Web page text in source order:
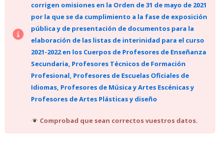
corrigen omisiones en la Orden de 31 de mayo de 2021
por la que se da cumplimiento a la fase de exposición
pública y de presentación de documentos para la
elaboración de las listas de interinidad para el curso
2021-2022 en los Cuerpos de Profesores de Enseñanza
Secundaria, Profesores Técnicos de Formación
Profesional, Profesores de Escuelas Oficiales de
Idiomas, Profesores de Música y Artes Escénicas y
Profesores de Artes Plásticas y diseño
Comprobad que sean correctos vuestros datos.